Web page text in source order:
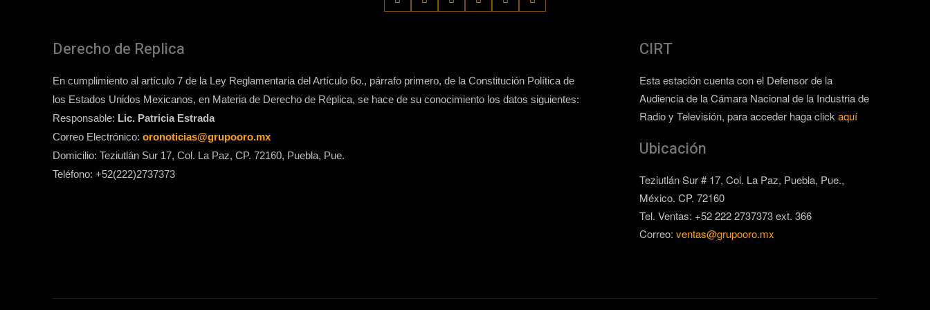
Derecho de Replica
En cumplimiento al artículo 7 de la Ley Reglamentaria del Artículo 6o., párrafo primero, de la Constitución Política de
los Estados Unidos Mexicanos, en Materia de Derecho de Réplica, se hace de su conocimiento los datos siguientes:
Responsable: Lic. Patricia Estrada
Correo Electrónico: oronoticias@grupooro.mx
Domicilio: Teziutlán Sur 17, Col. La Paz, CP. 72160, Puebla, Pue.
Teléfono: +52(222)2737373
CIRT
Esta estación cuenta con el Defensor de la
Audiencia de la Cámara Nacional de la Industria de
Radio y Televisión, para acceder haga clickaquí
Ubicación
Teziutlán Sur # 17, Col. La Paz, Puebla, Pue.,
México. CP. 72160
Tel. Ventas: +52 222 2737373 ext. 366
Correo: ventas@grupooro.mx